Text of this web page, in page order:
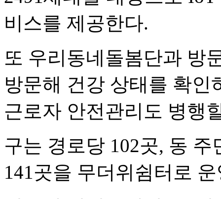
비스를 제공한다.
또 우리동네돌봄단과 방
방문해 건강 상태를 확인
근로자 안전관리도 병행
구는 경로당 102곳, 동
141곳을 무더위쉼터로